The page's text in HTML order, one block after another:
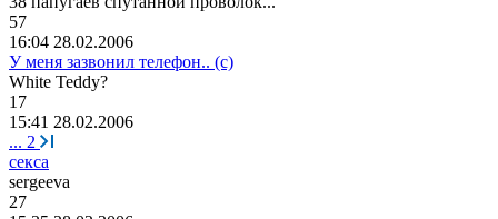
57
16:04 28.02.2006
У меня зазвонил телефон.. (с)
White Teddy?
17
15:41 28.02.2006
... 2
секса
sergeeva
27